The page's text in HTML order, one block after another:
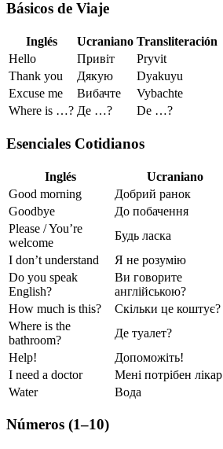
Básicos de Viaje
Inglés Ucraniano Transliteración
Hello
Привіт
Pryvit
Thank you
Дякую
Dyakuyu
Excuse me
Вибачте
Vybachte
Where is …? Де …? De …?
Esenciales Cotidianos
Inglés Ucraniano
Good morning
Добрий ранок
Goodbye
До побачення
Please / You’re
welcome
Будь ласка
I don’t understand
Я не розумію
Do you speak
English?
Ви говорите
англійською?
How much is this?
Скільки це коштує?
Where is the
bathroom?
Де туалет?
Help!
Допоможіть!
I need a doctor
Мені потрібен лікар
Water
Вода
Números (1–10)